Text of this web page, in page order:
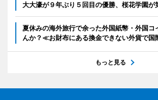
大大濠が９年ぶり５回目の優勝、桜花学園が
夏休みの海外旅行で余った外国紙幣・外国コ
んか？≪お財布にある換金できない外貨で
もっと見る